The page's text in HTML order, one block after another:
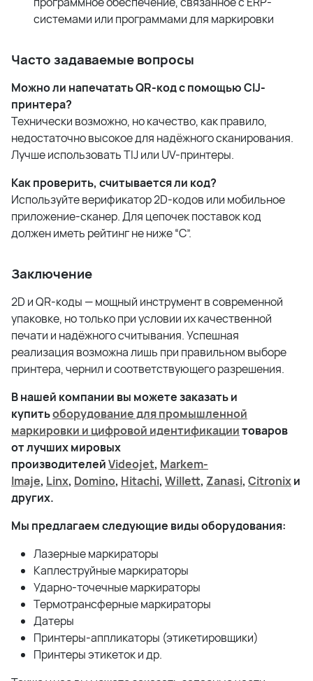
системами или программами для маркировки
Часто задаваемые вопросы
Можно ли напечатать QR-код с помощью CIJ-
принтера?
Технически возможно, но качество, как правило,
недостаточно высокое для надёжного сканирования.
Лучше использовать TIJ или UV-принтеры.
Как проверить, считывается ли код?
Используйте верификатор 2D-кодов или мобильное
приложение-сканер. Для цепочек поставок код
должен иметь рейтинг не ниже “C”.
Заключение
2D и QR-коды — мощный инструмент в современной
упаковке, но только при условии их качественной
печати и надёжного считывания. Успешная
реализация возможна лишь при правильном выборе
принтера, чернил и соответствующего разрешения.
В нашей компании вы можете заказать и
купитьоборудование для промышленной
маркировки и цифровой идентификациитоваров
от лучших мировых
производителейVideojet, Markem-
Imaje, Linx, Domino, Hitachi, Willett, Zanasi, Citronixи
других.
Мы предлагаем следующие виды оборудования:
Лазерные маркираторы
Каплеструйные маркираторы
Ударно-точечные маркираторы
Термотрансферные маркираторы
Датеры
Принтеры-аппликаторы (этикетировщики)
Принтеры этикеток и др.